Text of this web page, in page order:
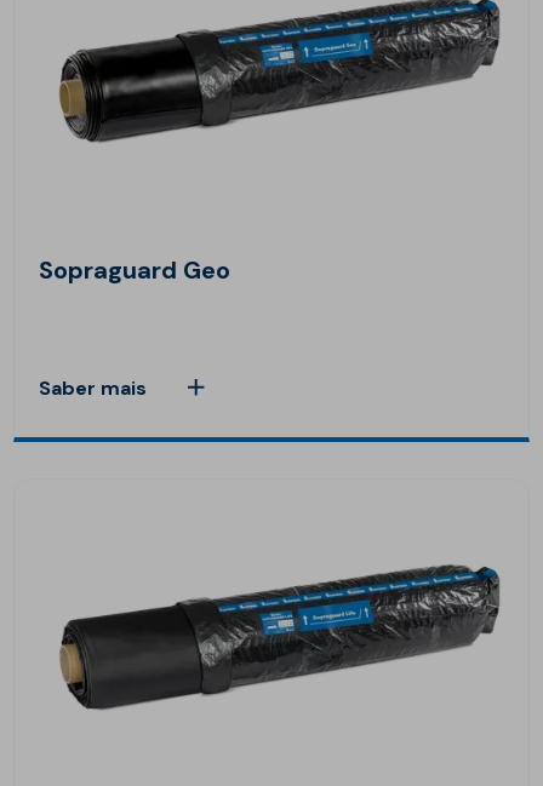
Sopraguard Geo
Saber mais